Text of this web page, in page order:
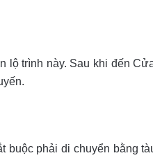
lộ trình này. Sau khi đến
phải di chuyển bằng